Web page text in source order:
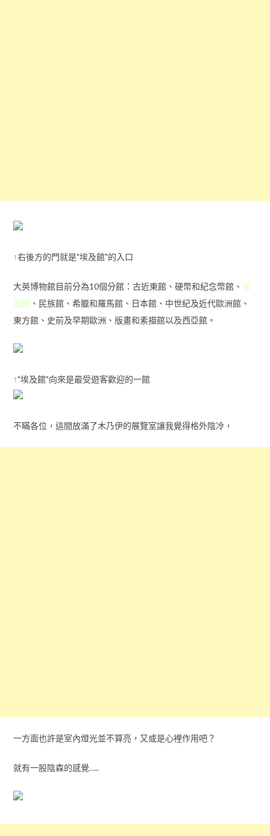
↑右後方的門就是"埃及館"的入口
大英博物館目前分為10個分館：古近東館、硬幣和紀念幣館、 埃
及館 、民族館、希臘和羅馬館、日本館、中世紀及近代歐洲館、
東方館、史前及早期歐洲、版畫和素描館以及西亞館。
↑"埃及館"向來是最受遊客歡迎的一館
不瞞各位，這間放滿了木乃伊的展覽室讓我覺得格外陰冷，
一方面也許是室內燈光並不算亮，又或是心裡作用吧？
就有一股陰森的感覺…..